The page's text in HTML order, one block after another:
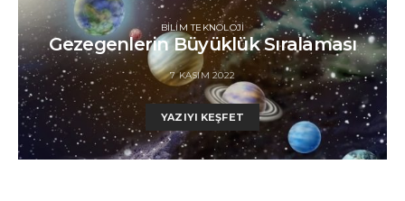
BILIM TEKNOLOJI
Gezegenlerin Büyüklük Sıralaması
7 KASIM 2022
YAZIYI KEŞFET